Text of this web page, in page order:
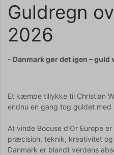
Guldregn
2026
- Danmark gør det igen – guld
Et kæmpe tillykke til Christian
endnu en gang tog guldet med
At vinde Bocuse d’Or Europe
præcision, teknik, kreativitet
Danmark er blandt verdens